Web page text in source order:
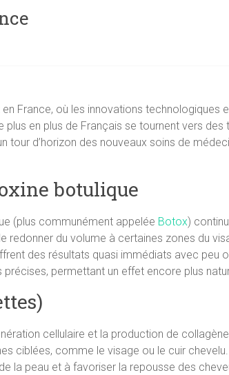
France, où les innovations technologiques
en plus de Français se tournent vers des
tour d’horizon des nouveaux soins de
botulique
(plus communément appelée Botox)
redonner du volume à certaines zones du
des résultats quasi immédiats avec peu
permettant un effet encore plus
cellulaire et la production de
ciblées, comme le visage ou le cuir
la peau et à favoriser la repousse des